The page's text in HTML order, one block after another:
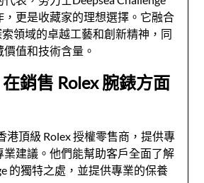
，更是收藏家的理想選擇。它融合
索領域的卓越工藝和創新精神，同
值和技術含量。
銷售 Rolex 腕錶方面
港頂級 Rolex 授權零售商，提供專
業建議。他們能幫助客戶全面了解
的獨特之處，並提供專業的保養